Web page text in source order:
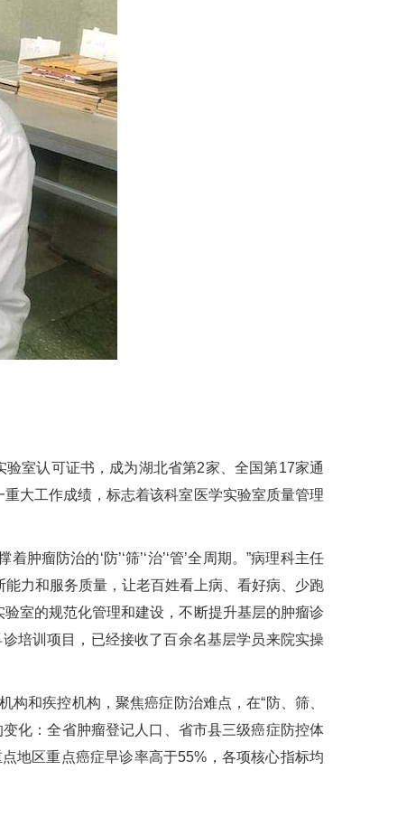
室认可证书，成为湖北省第2家、全国第17家通
大工作成绩，标志着该科室医学实验室质量管理
瘤防治的‘防’‘筛’‘治’‘管’全周期。”病理科主任
能力和服务质量，让老百姓看上病、看好病、少跑
室的规范化管理和建设，不断提升基层的肿瘤诊
培训项目，已经接收了百余名基层学员来院实操
和疾控机构，聚焦癌症防治难点，在“防、筛、
化：全省肿瘤登记人口、省市县三级癌症防控体
地区重点癌症早诊率高于55%，各项核心指标均